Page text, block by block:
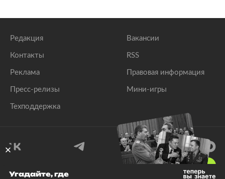
Редакция
Контакты
Реклама
Пресс-релизы
Техподдержка
Вакансии
RSS
Правовая информация
Мини-игры
Угадайте, где